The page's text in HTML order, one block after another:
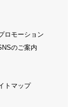
ロモーション
のご案内
トマップ